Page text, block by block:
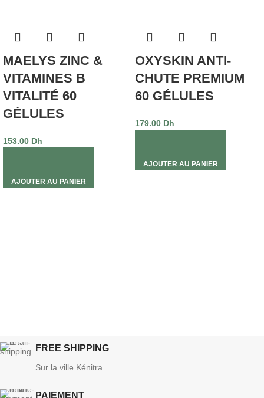
MAELYS ZINC &
VITAMINES B
VITALITÉ 60
GÉLULES
153.00 Dh
AJOUTER AU PANIER
OXYSKIN ANTI-
CHUTE PREMIUM
60 GÉLULES
179.00 Dh
AJOUTER AU PANIER
FREE SHIPPING
Sur la ville Kénitra
PAIEMENT